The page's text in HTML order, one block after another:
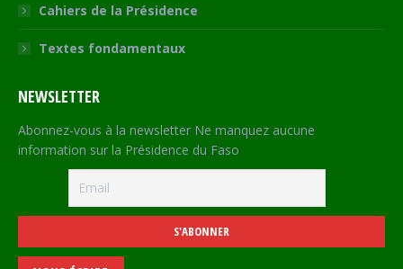
Cahiers de la Présidence
Textes fondamentaux
NEWSLETTER
Abonnez-vous à la newsletter Ne manquez aucune
information sur la Présidence du Faso